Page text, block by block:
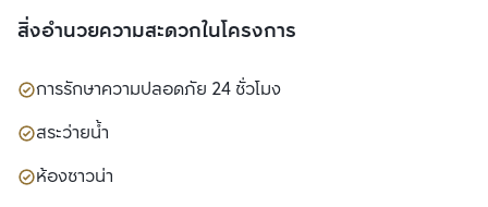
สิ่งอำนวยความสะดวกในโครงการ
การรักษาความปลอดภัย 24 ชั่วโมง
สระว่ายน้ำ
ห้องซาวน่า